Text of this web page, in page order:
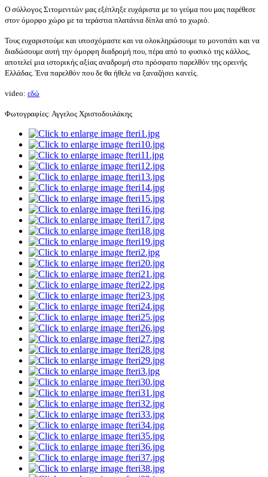
Ο σύλλογος Σιτομενιτών μας εξέπληξε ευχάριστα με το γεύμα που μας παρέθεσε
στον όμορφο χώρο με τα τεράστια πλατάνια δίπλα από το χωριό.
Τους ευχαριστούμε και υποσχόμαστε και να ολοκληρώσουμε το μονοπάτι και να
διαδώσουμε αυτή την όμορφη διαδρομή που, πέρα από το φυσικό της κάλλος,
αποτελεί μια ιστορικής αξίας αναδρομή στο πρόσφατο παρελθόν της ορεινής
Ελλάδας. Ένα παρελθόν που δε θα ήθελε να ξαναζήσει κανείς.
video: εδώ
Φωτογραφίες: Αγγελος Χριστοδουλάκης